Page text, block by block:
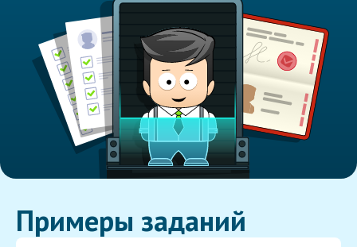
Примеры заданий